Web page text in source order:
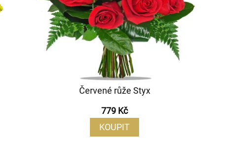
Červené růže Styx
779 Kč
KOUPIT